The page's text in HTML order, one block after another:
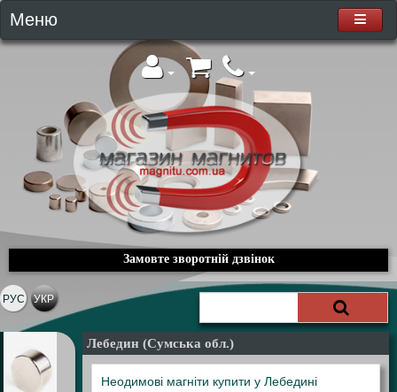
Меню
Замовте зворотній дзвінок
РУС УКР
Лебедин (Сумська обл.)
Неодимові магніти купити у Лебедині